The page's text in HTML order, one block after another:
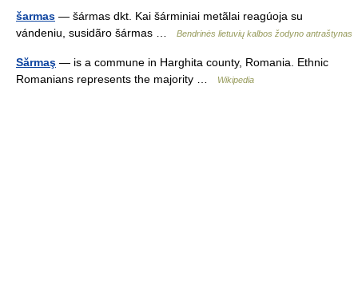
šarmas — šármas dkt. Kai šárminiai metãlai reagúoja su
vándeniu, susidãro šármas …
Bendrinės lietuvių kalbos žodyno antraštynas
Sărmaş — is a commune in Harghita county, Romania. Ethnic
Romanians represents the majority …
Wikipedia